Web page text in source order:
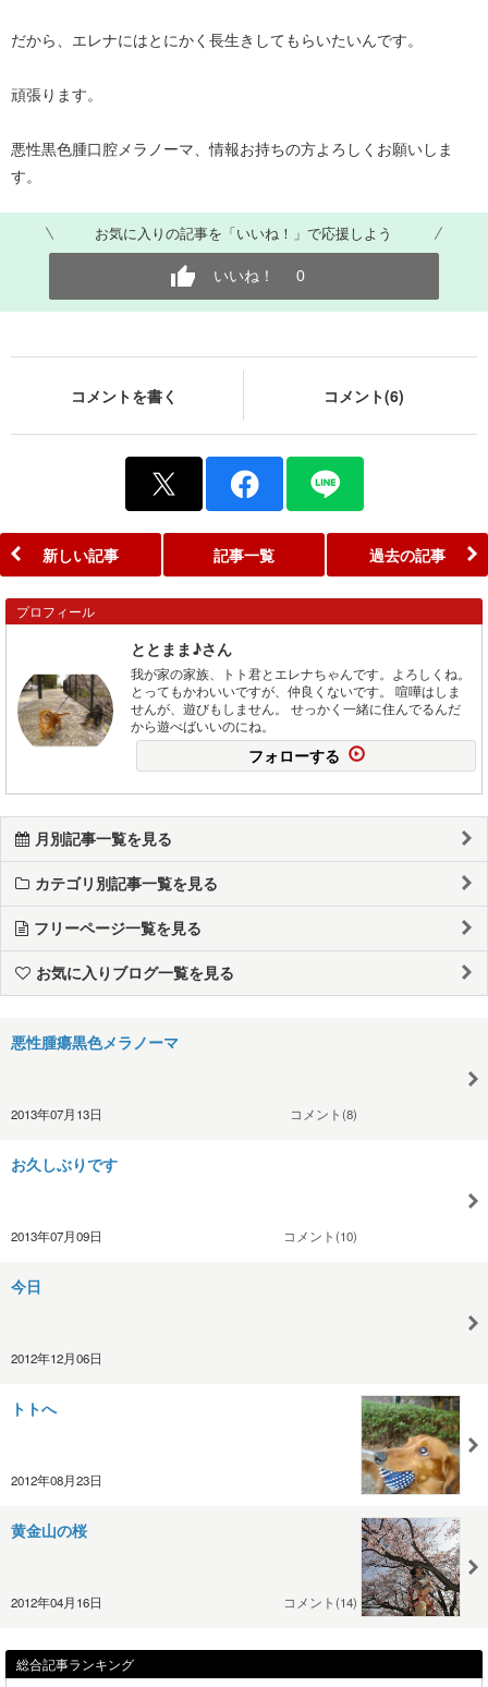
だから、エレナにはとにかく長生きしてもらいたいんです。
頑張ります。
悪性黒色腫口腔メラノーマ、情報お持ちの方よろしくお願いしま
す。
お気に入りの記事を「いいね！」で応援しよう
いいね！ 0
コメントを書く コメント(6)
新しい記事 記事一覧 過去の記事
プロフィール
ととまま♪さん
我が家の家族、トト君とエレナちゃんです。よろしくね。
とってもかわいいですが、仲良くないです。 喧嘩はしま
せんが、遊びもしません。 せっかく一緒に住んでるんだ
から遊べばいいのにね。
フォローする
月別記事一覧を見る
カテゴリ別記事一覧を見る
フリーページ一覧を見る
お気に入りブログ一覧を見る
悪性腫瘍黒色メラノーマ
2013年07月13日 コメント(8)
お久しぶりです
2013年07月09日 コメント(10)
今日
2012年12月06日
トトへ
2012年08月23日
黄金山の桜
2012年04月16日 コメント(14)
総合記事ランキング